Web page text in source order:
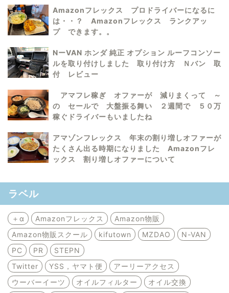
Amazonフレックス プロドライバーになるに
は・・？ Amazonフレックス ランクアッ
プ できます。。
NーVAN ホンダ 純正 オプション ルーフコンソー
ルを取り付けしました 取り付け方 Ｎバン 取
付 レビュー
アマフレ稼ぎ オファーが 減りまくって ～
の セールで 大盤振る舞い ２週間で ５０万
稼ぐドライバーもいましたね
アマゾンフレックス 年末の割り増しオファーが
たくさん出る時期になりました Amazonフレ
ックス 割り増しオファーについて
ラベル
＋α Amazonフレックス
Amazon物販
Amazon物販スクール
kifutown MZDAO
N-VAN
PC
PR
STEPN
Twitter
YSS，ヤマト便
アーリーアクセス
ウーバーイーツ
オイルフィルター
オイル交換